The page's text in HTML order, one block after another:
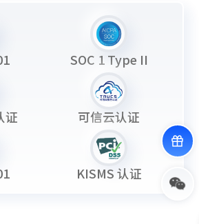
SOC 1 Type II
证 可信云认证
KISMS 认证